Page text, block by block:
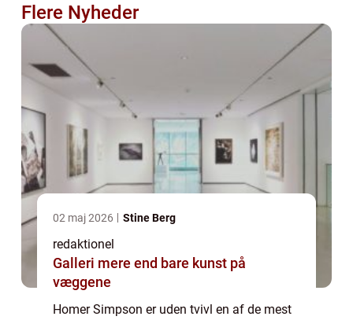
Flere Nyheder
02 maj 2026 Stine Berg
redaktionel
Galleri mere end bare kunst på
væggene
Homer Simpson er uden tvivl en af de mest